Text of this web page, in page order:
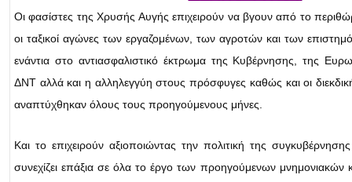
Οι φασίστες της Χρυσής Αυγής επιχειρούν να βγουν από το
οι ταξικοί αγώνες των εργαζομένων, των αγροτών και των
ενάντια στο αντιασφαλιστικό έκτρωμα της Κυβέρνησης, της
ΔΝΤ αλλά και η αλληλεγγύη στους πρόσφυγες καθώς και οι
αναπτύχθηκαν όλους τους προηγούμενους μήνες.
Και το επιχειρούν αξιοποιώντας την πολιτική της
συνεχίζει επάξια σε όλα το έργο των προηγούμενων